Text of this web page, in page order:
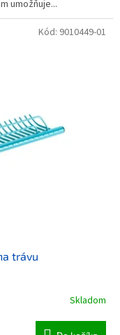
umožňuje...
trávu
Skladom
Kód: 9010449-01